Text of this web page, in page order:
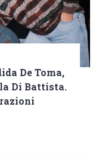
De Toma,
Di Battista.